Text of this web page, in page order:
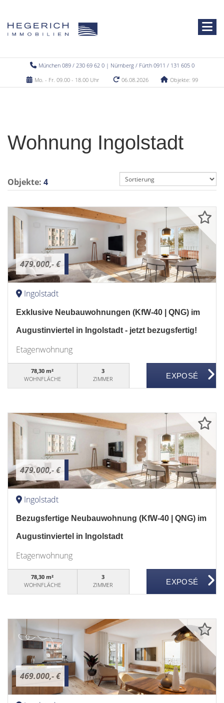
München 089 / 230 69 62 0 | Nürnberg / Fürth 0911 / 131 605 0
Mo. - Fr. 09.00 - 18.00 Uhr
06.08.2026 Objekte: 99
Wohnung Ingolstadt
Objekte: 4
479.000,- €
Ingolstadt
Exklusive Neubauwohnungen (KfW-40 | QNG) im
Augustinviertel in Ingolstadt - jetzt bezugsfertig!
Etagenwohnung
78,30 m²
WOHNFLÄCHE
3
ZIMMER
479.000,- €
Ingolstadt
Bezugsfertige Neubauwohnung (KfW-40 | QNG) im
Augustinviertel in Ingolstadt
Etagenwohnung
78,30 m²
WOHNFLÄCHE
3
ZIMMER
469.000,- €